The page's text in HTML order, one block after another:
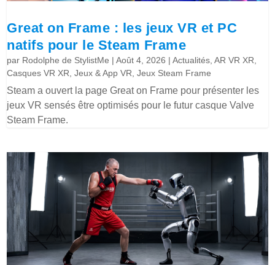
Great on Frame : les jeux VR et PC
natifs pour le Steam Frame
par Rodolphe de StylistMe |Août 4, 2026 |Actualités,AR VR XR,
Casques VR XR,Jeux & App VR,Jeux Steam Frame
Steam a ouvert la page Great on Frame pour présenter les
jeux VR sensés être optimisés pour le futur casque Valve
Steam Frame.